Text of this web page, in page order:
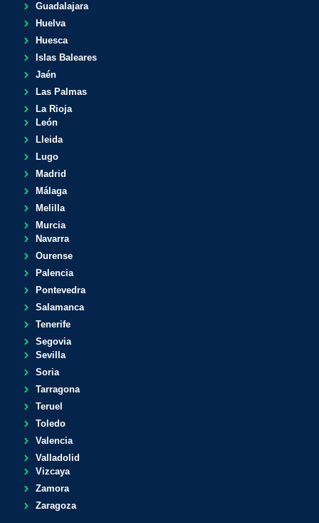
Guadalajara
Huelva
Huesca
Islas Baleares
Jaén
Las Palmas
La Rioja
León
Lleida
Lugo
Madrid
Málaga
Melilla
Murcia
Navarra
Ourense
Palencia
Pontevedra
Salamanca
Tenerife
Segovia
Sevilla
Soria
Tarragona
Teruel
Toledo
Valencia
Valladolid
Vizcaya
Zamora
Zaragoza